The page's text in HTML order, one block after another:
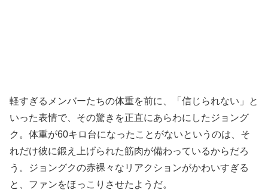
軽すぎるメンバーたちの体重を前に、「信じられない」と
いった表情で、その驚きを正直にあらわにしたジョング
ク。体重が60キロ台になったことがないというのは、そ
れだけ彼に鍛え上げられた筋肉が備わっているからだろ
う。ジョングクの赤裸々なリアクションがかわいすぎる
と、ファンをほっこりさせたようだ。